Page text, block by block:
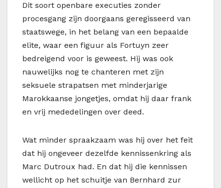
Dit soort openbare executies zonder
procesgang zijn doorgaans geregisseerd van
staatswege, in het belang van een bepaalde
elite, waar een figuur als Fortuyn zeer
bedreigend voor is geweest. Hij was ook
nauwelijks nog te chanteren met zijn
seksuele strapatsen met minderjarige
Marokkaanse jongetjes, omdat hij daar frank
en vrij mededelingen over deed.
Wat minder spraakzaam was hij over het feit
dat hij ongeveer dezelfde kennissenkring als
Marc Dutroux had. En dat hij die kennissen
wellicht op het schuitje van Bernhard zur